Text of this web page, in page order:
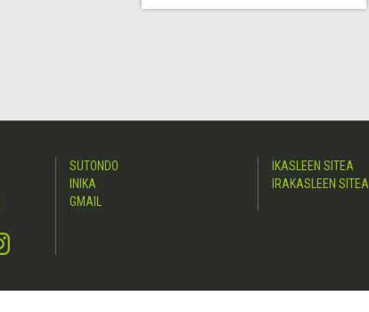
SUTONDO
INIKA
GMAIL
IKASLEEN SITEA
IRAKASLEEN SITEA